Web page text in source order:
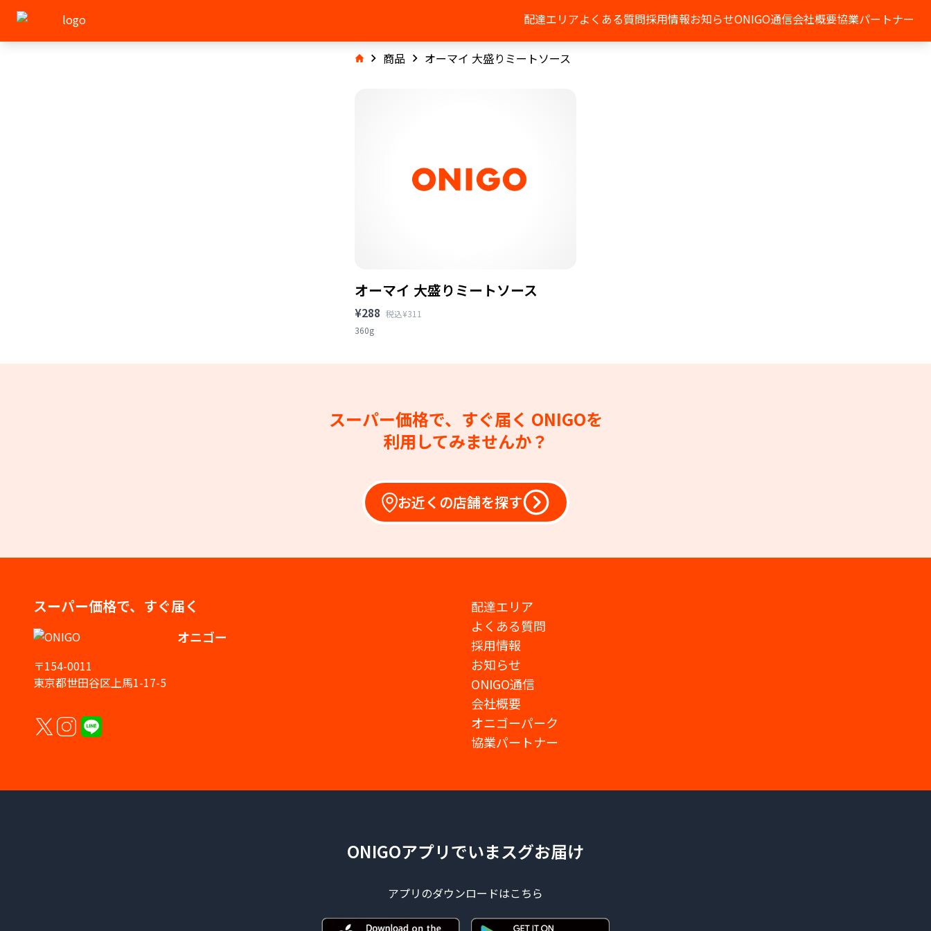
配達エリアよくある質問採用情報お知らせONIGO通信会社概要協業パートナー
商品 オーマイ 大盛りミートソース
オーマイ 大盛りミートソース
¥288 税込¥311
360g
スーパー価格で、すぐ届く ONIGOを
利用してみませんか？
お近くの店舗を探す
スーパー価格で、すぐ届く
オニゴー
〒154-0011
東京都世田谷区上馬1-17-5
配達エリア
よくある質問
採用情報
お知らせ
ONIGO通信
会社概要
オニゴーパーク
協業パートナー
ONIGOアプリでいまスグお届け
アプリのダウンロードはこちら